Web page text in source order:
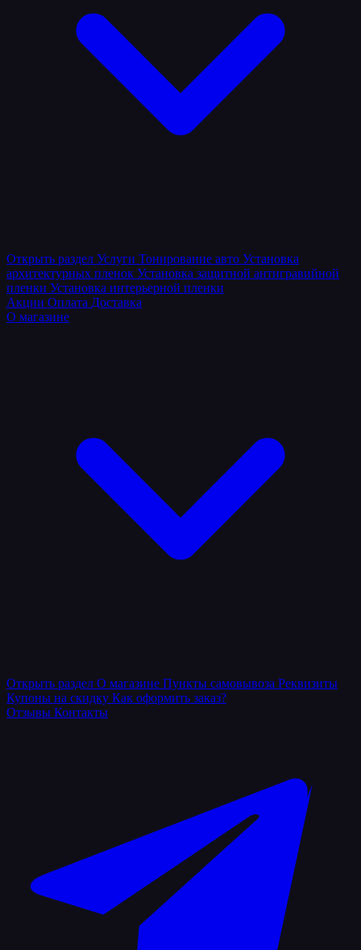
Открыть раздел Услуги Тонирование авто Установка
архитектурных пленок Установка защитной антигравийной
пленки Установка интерьерной пленки
Акции Оплата Доставка
О магазине
Открыть раздел О магазине Пункты самовывоза Реквизиты
Купоны на скидку Как оформить заказ?
Отзывы Контакты